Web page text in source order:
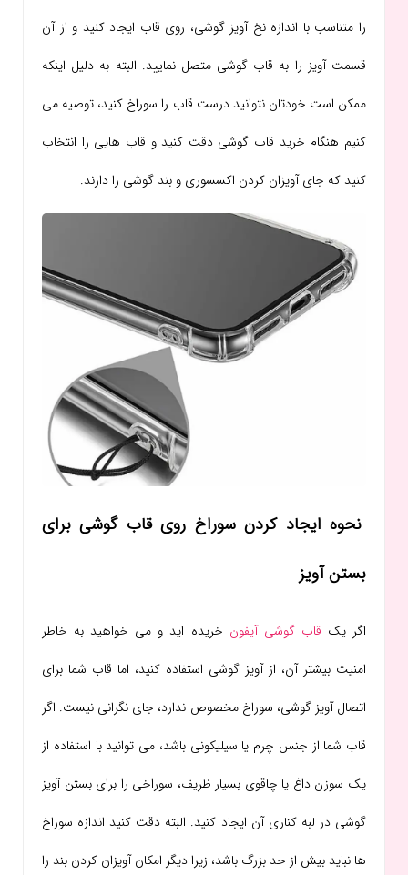
را متناسب با اندازه نخ آویز گوشی، روی قاب ایجاد کنید و از آن
قسمت آویز را به قاب گوشی متصل نمایید. البته به دلیل اینکه
ممکن است خودتان نتوانید درست قاب را سوراخ کنید، توصیه می
کنیم هنگام خرید قاب گوشی دقت کنید و قاب هایی را انتخاب
کنید که جای آویزان کردن اکسسوری و بند گوشی را دارند.
نحوه ایجاد کردن سوراخ روی قاب گوشی برای
بستن آویز
اگر یک قاب گوشی آیفون خریده اید و می خواهید به خاطر
امنیت بیشتر آن، از آویز گوشی استفاده کنید، اما قاب شما برای
اتصال آویز گوشی، سوراخ مخصوص ندارد، جای نگرانی نیست. اگر
قاب شما از جنس چرم یا سیلیکونی باشد، می توانید با استفاده از
یک سوزن داغ یا چاقوی بسیار ظریف، سوراخی را برای بستن آویز
گوشی در لبه کناری آن ایجاد کنید. البته دقت کنید اندازه سوراخ
ها نباید بیش از حد بزرگ باشد، زیرا دیگر امکان آویزان کردن بند را